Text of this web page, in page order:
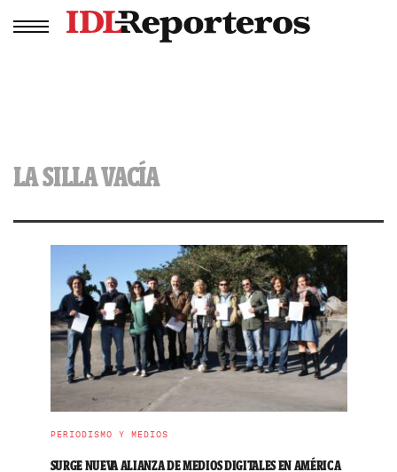
LA SILLA VACÍA
PERIODISMO Y MEDIOS
SURGE NUEVA ALIANZA DE MEDIOS DIGITALES EN AMÉRICA